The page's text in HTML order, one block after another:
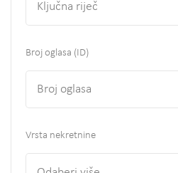
Broj oglasa (ID)
Vrsta nekretnine